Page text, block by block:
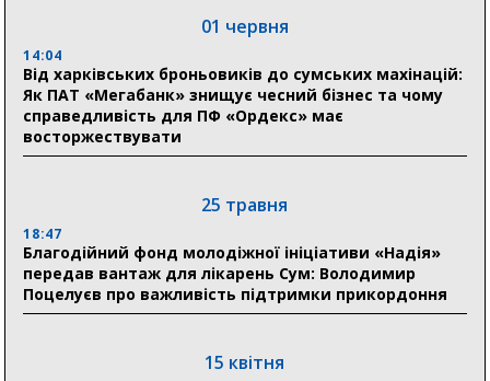
04 серпня
20:41
Пенсійний фонд Сумщини спрямував 0,2 млрд грн
на пенсії, страхові виплати та підтримку
прифронтових громад
03 серпня
Романько розширює програму відпочинку дітей із
прифронтової Сумщини: перша група оздоровилася
в Австрії
відновлення житла майже на 6,6 млн грн
01 червня
14:04
Від харківських броньовиків до сумських махінацій:
Як ПАТ «Мегабанк» знищує чесний бізнес та чому
справедливість для ПФ «Ордекс» має
восторжествувати
25 травня
18:47
Благодійний фонд молодіжної ініціативи «Надія»
передав вантаж для лікарень Сум: Володимир
Поцелуєв про важливість підтримки прикордоння
15 квітня